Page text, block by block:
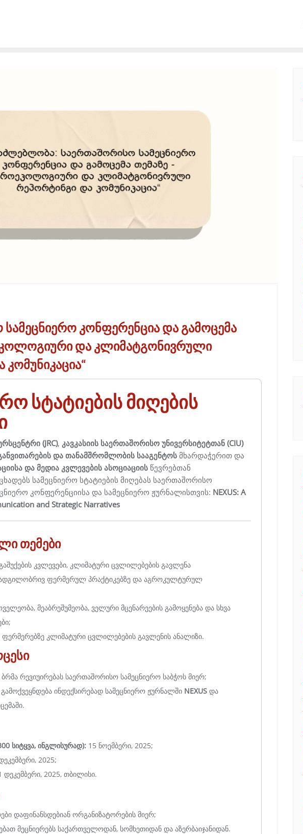
კონფერენცია და გამოცემა
და კლიმატგონივრული
სტატიების მიღების
(JRC), კავკასიის საერთაშორისო უნივერსიტეტთან (CIU)
და თანამშრომლობის სააგენტოს მხარდაჭერით და
და მედია კვლევების ასოციაციის წევრებთან
სამეცნიერო სტატიების მიღებას საერთაშორისო
კონფერენციისა და სამეცნიერო ჟურნალისთვის: NEXUS: A
and Strategic Narratives
თემები
კვლევები, კლიმატური ცვლილებების გავლენა
ფერმერულ პრაქტიკებზე და აგროკულტურულ
მეაბრეშუმეობა, ველური მცენარეების გამოყენება და სხვა
კლიმატური ცვლილებების გავლენის ანალიზი.
რევიუირებას საერთაშორისო სამეცნიერო საბჭოს მიერ;
ინდექსირებად სამეცნიერო ჟურნალში NEXUS და
სიტყვა, ინგლისურად): 15 ნოემბერი, 2025;
2025;
დეკემბერი, 2025, თბილისი.
დაფინანსდებიან ორგანიზატორების მიერ;
მეცნიერებს საქართველოდან, სომხეთიდან და აზერბაიჯანიდან.